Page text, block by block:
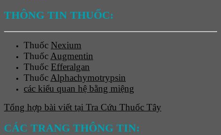
THÔNG TIN THUỐC:
Thuốc Nexium
Thuốc Augmentin
Thuốc Efferalgan
Thuốc Alphachymotrypsin
các kiểu quan hệ bằng miệng
Tổng hợp bài viết tại Tra Cứu Thuốc Tây
CÁC TRANG THÔNG TIN: